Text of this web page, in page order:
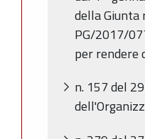
della
PG/2017/
per
n. 157 del